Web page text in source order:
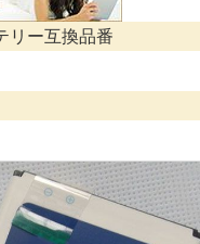
リー互換品番